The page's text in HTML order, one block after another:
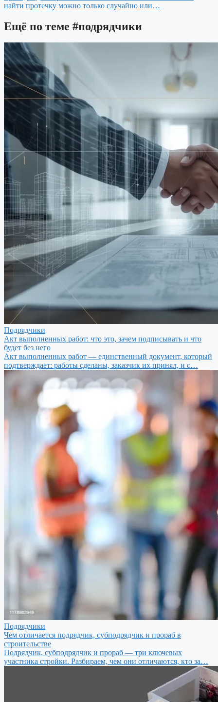
найти протечку можно только случайно или…
Ещё по теме #подрядчики
Подрядчики
Акт выполненных работ: что это, зачем подписывать и что
будет без него
Акт выполненных работ — единственный документ, который
подтверждает: работы сделаны, заказчик их принял, и с…
Подрядчики
Чем отличается подрядчик, субподрядчик и прораб в
строительстве
Подрядчик, субподрядчик и прораб — три ключевых
участника стройки. Разбираем, чем они отличаются, кто за…